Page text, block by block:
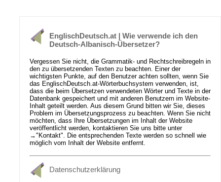
EnglischDeutsch.at | Wie verwende ich den
Deutsch-Albanisch-Übersetzer?
Vergessen Sie nicht, die Grammatik- und Rechtschreibregeln in
den zu übersetzenden Texten zu beachten. Einer der
wichtigsten Punkte, auf den Benutzer achten sollten, wenn Sie
das EnglischDeutsch.at-Wörterbuchsystem verwenden, ist,
dass die beim Übersetzen verwendeten Wörter und Texte in der
Datenbank gespeichert und mit anderen Benutzern im Website-
Inhalt geteilt werden. Aus diesem Grund bitten wir Sie, dieses
Problem im Übersetzungsprozess zu beachten. Wenn Sie nicht
möchten, dass Ihre Übersetzungen im Inhalt der Website
veröffentlicht werden, kontaktieren Sie uns bitte unter
→"Kontakt" . Die entsprechenden Texte werden so schnell wie
möglich vom Inhalt der Website entfernt.
Datenschutzerklärung